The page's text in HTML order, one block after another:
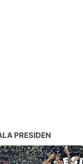
PRESIDEN